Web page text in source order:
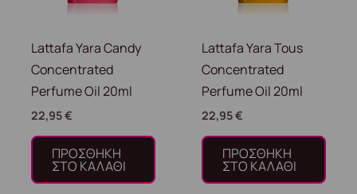
Lattafa Yara Candy
Concentrated
Perfume Oil 20ml
22,95€
ΠΡΟΣΘΉΚΗ
ΣΤΟ ΚΑΛΆΘΙ
Lattafa Yara Tous
Concentrated
Perfume Oil 20ml
22,95€
ΠΡΟΣΘΉΚΗ
ΣΤΟ ΚΑΛΆΘΙ